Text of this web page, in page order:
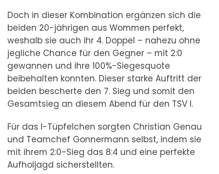
Doch in dieser Kombination ergänzen sich die
beiden 20-jährigen aus Wommen perfekt,
weshalb sie auch ihr 4. Doppel – nahezu ohne
jegliche Chance für den Gegner – mit 2:0
gewannen und ihre 100%-Siegesquote
beibehalten konnten. Dieser starke Auftritt der
beiden bescherte den 7. Sieg und somit den
Gesamtsieg an diesem Abend für den TSV I.
Für das I-Tüpfelchen sorgten Christian Genau
und Teamchef Gonnermann selbst, indem sie
mit ihrem 2:0-Sieg das 8:4 und eine perfekte
Aufholjagd sicherstellten.